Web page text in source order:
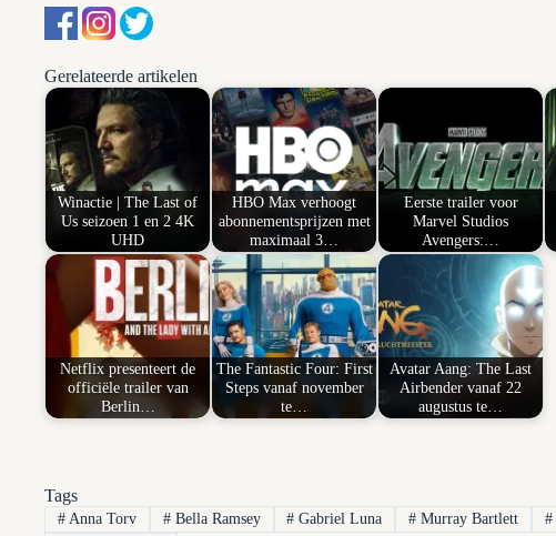
Gerelateerde artikelen
Winactie | The Last of
Us seizoen 1 en 2 4K
UHD
HBO Max verhoogt
abonnementsprijzen met
maximaal 3…
Eerste trailer voor
Marvel Studios
Avengers:…
Netflix presenteert de
officiële trailer van
Berlin…
The Fantastic Four: First
Steps vanaf november
te…
Avatar Aang: The Last
Airbender vanaf 22
augustus te…
Tags
#Anna Torv #Bella Ramsey # Gabriel Luna # Murray Bartlett #